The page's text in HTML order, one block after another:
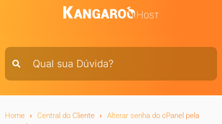
Home Central do Cliente
Alterar senha do cPanel pela